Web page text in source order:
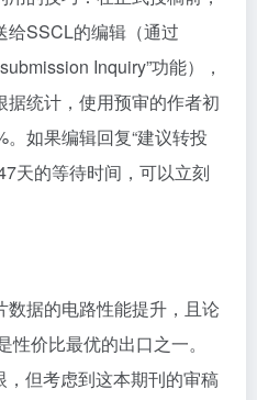
给SSCL的编辑（通过
Inquiry”功能），
统计，使用预审的作者初
如果编辑回复“建议转投
天的等待时间，可以立刻
据的电路性能提升，且论
价比最优的出口之一。
但考虑到这本期刊的审稿